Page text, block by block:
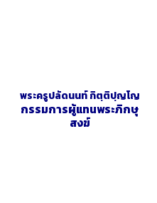
พระครูปลัดนนท์ กิตฺติปฺญโญ
กรรมการผู้แทนพระภิกษุ
สงฆ์